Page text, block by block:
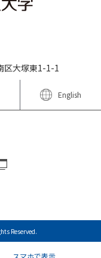
大塚東1-1-1
English
Reserved.